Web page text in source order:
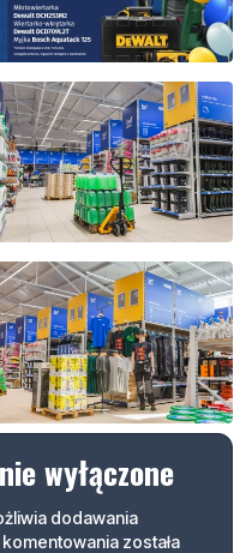
wyłączone
dodawania
została